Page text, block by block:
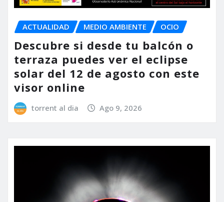
ACTUALIDAD MEDIO AMBIENTE OCIO
Descubre si desde tu balcón o
terraza puedes ver el eclipse
solar del 12 de agosto con este
visor online
torrent al dia Ago 9, 2026